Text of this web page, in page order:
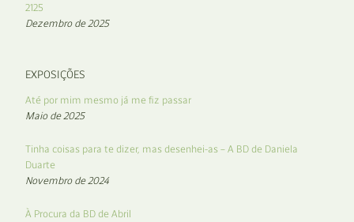
2125
Dezembro de 2025
EXPOSIÇÕES
Até por mim mesmo já me fiz passar
Maio de 2025
Tinha coisas para te dizer, mas desenhei-as – A BD de Daniela
Duarte
Novembro de 2024
À Procura da BD de Abril